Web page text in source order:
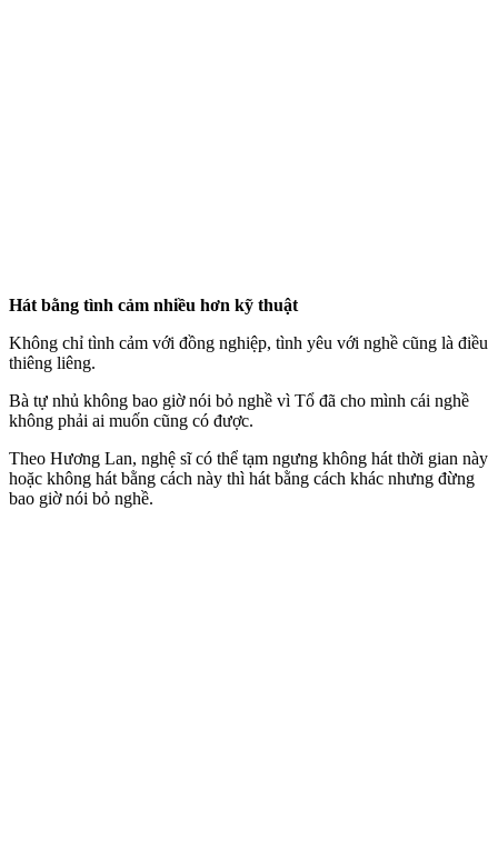
Hát bằng tình cảm nhiều hơn kỹ thuật
Không chỉ tình cảm với đồng nghiệp, tình yêu với nghề cũng là điều
thiêng liêng.
Bà tự nhủ không bao giờ nói bỏ nghề vì Tổ đã cho mình cái nghề
không phải ai muốn cũng có được.
Theo Hương Lan, nghệ sĩ có thể tạm ngưng không hát thời gian này
hoặc không hát bằng cách này thì hát bằng cách khác nhưng đừng
bao giờ nói bỏ nghề.